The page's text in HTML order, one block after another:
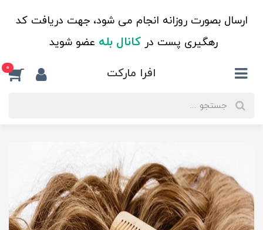
ارسال بصورت روزانه انجام می شود، جهت دریافت کد
رهگیری پست درکانال بله عضو شوید
افرا مارکت 0